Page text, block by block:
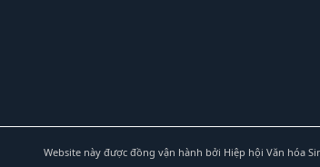
Website này được đồng vận hành bởi Hiệp hội Văn hóa